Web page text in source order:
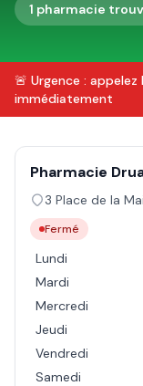
1 pharmacie
🚨 Urgence : appelez
immédiatement
Pharmacie
3 Place de la
Fermé
Lundi
Mardi
Mercredi
Jeudi
Vendredi
Samedi